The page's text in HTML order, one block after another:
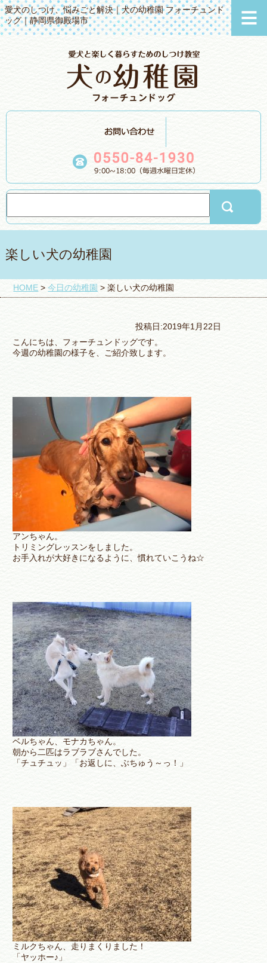
愛犬のしつけ、悩みごと解決｜犬の幼稚園 フォーチュンド
ッグ｜静岡県御殿場市
楽しい犬の幼稚園
HOME >今日の幼稚園 >楽しい犬の幼稚園
投稿日:2019年1月22日
こんにちは、フォーチュンドッグです。
今週の幼稚園の様子を、ご紹介致します。
アンちゃん。
トリミングレッスンをしました。
お手入れが大好きになるように、慣れていこうね☆
ベルちゃん、モナカちゃん。
朝から二匹はラブラブさんでした。
「チュチュッ」「お返しに、ぶちゅう～っ！」
ミルクちゃん、走りまくりました！
「ヤッホー♪」